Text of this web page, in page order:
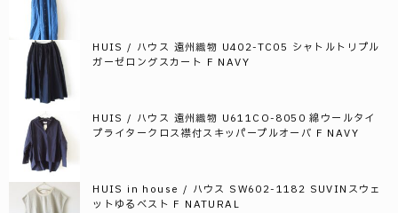
HUIS / ハウス 遠州織物 U402-TC05 シャトルトリプル
ガーゼロングスカート F NAVY
HUIS / ハウス 遠州織物 U611CO-8050 綿ウールタイ
プライタークロス襟付スキッパープルオーバ F NAVY
HUIS in house / ハウス SW602-1182 SUVINスウェ
ットゆるベスト F NATURAL